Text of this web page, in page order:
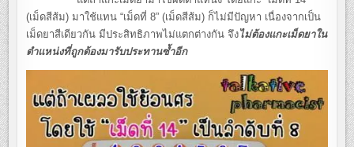
(เม็ดสีส้ม) มาใช้แทน “เม็ดที่ 8” (เม็ดสีส้ม) ก็ไม่มีปัญหา เนื่องจากเป็น
เม็ดยาสีเดียวกัน มีประสิทธิภาพไม่แตกต่างกัน จึงไม่ต้องแกะเม็ดยาใน
ตำแหน่งที่ถูกต้องมารับประทานซ้ำอีก